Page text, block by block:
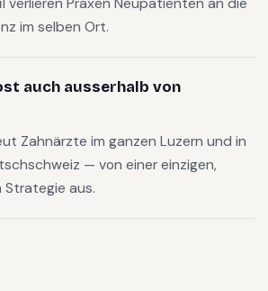
im selben Ort.
auch ausserhalb von
Zahnärzte im ganzen Luzern und in
— von einer einzigen,
aus.